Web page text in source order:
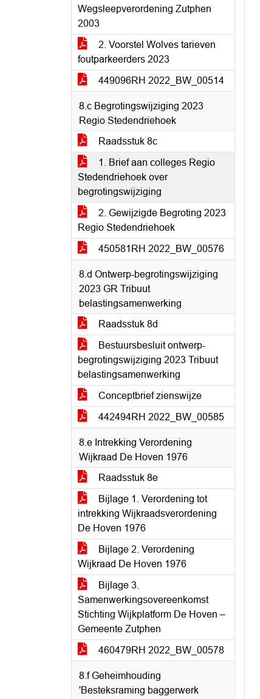
Wegsleepverordening Zutphen
2003
2. Voorstel Wolves tarieven
foutparkeerders 2023
449096RH 2022_BW_00514
8.c Begrotingswijziging 2023
Regio Stedendriehoek
Raadsstuk 8c
1. Brief aan colleges Regio
Stedendriehoek over
begrotingswijziging
2. Gewijzigde Begroting 2023
Regio Stedendriehoek
450581RH 2022_BW_00576
8.d Ontwerp-begrotingswijziging
2023 GR Tribuut
belastingsamenwerking
Raadsstuk 8d
Bestuursbesluit ontwerp-
begrotingswijziging 2023 Tribuut
belastingsamenwerking
Conceptbrief zienswijze
442494RH 2022_BW_00585
8.e Intrekking Verordening
Wijkraad De Hoven 1976
Raadsstuk 8e
Bijlage 1. Verordening tot
intrekking Wijkraadsverordening
De Hoven 1976
Bijlage 2. Verordening
Wijkraad De Hoven 1976
Bijlage 3.
Samenwerkingsovereenkomst
Stichting Wijkplatform De Hoven –
Gemeente Zutphen
460479RH 2022_BW_00578
8.f Geheimhouding
'Besteksraming baggerwerk